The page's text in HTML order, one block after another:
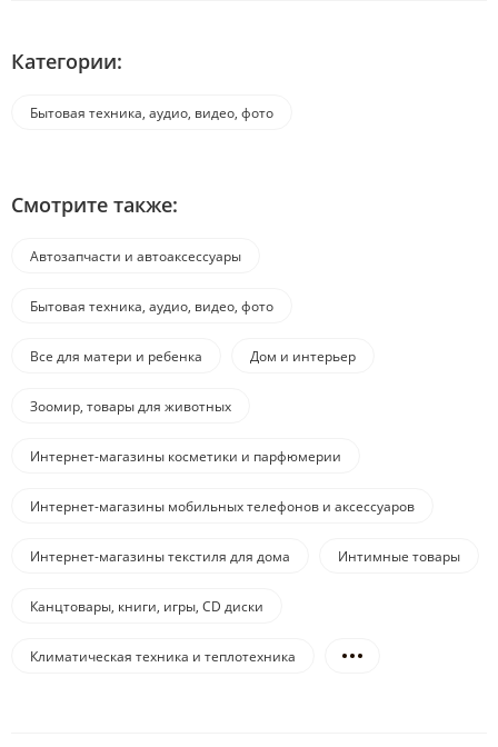
Категории:
Бытовая техника, аудио, видео, фото
Смотрите также:
Автозапчасти и автоаксессуары
Бытовая техника, аудио, видео, фото
Все для матери и ребенка Дом и интерьер
Зоомир, товары для животных
Интернет-магазины косметики и парфюмерии
Интернет-магазины мобильных телефонов и аксессуаров
Интернет-магазины текстиля для дома Интимные товары
Канцтовары, книги, игры, CD диски
Климатическая техника и теплотехника